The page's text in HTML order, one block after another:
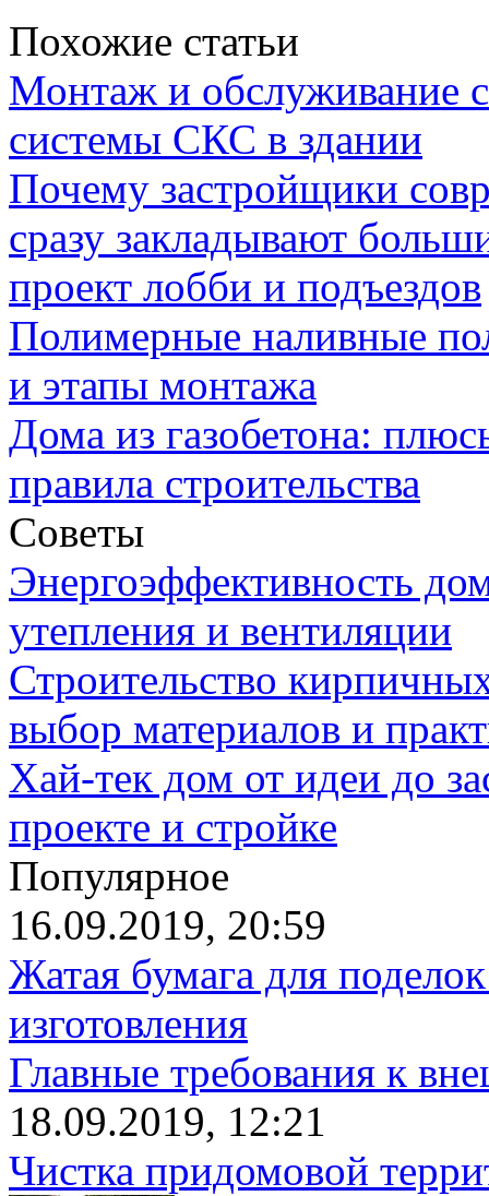
Похожие статьи
Монтаж и обслуживание
системы СКС в здании
Почему застройщики
сразу закладывают
проект лобби и подъездов
Полимерные наливные
и этапы монтажа
Дома из газобетона:
правила строительства
Советы
Энергоэффективность
утепления и вентиляции
Строительство
выбор материалов и
Хай-тек дом от идеи до
проекте и стройке
Популярное
16.09.2019, 20:59
Жатая бумага для
изготовления
Главные требования к
18.09.2019, 12:21
Чистка придомовой